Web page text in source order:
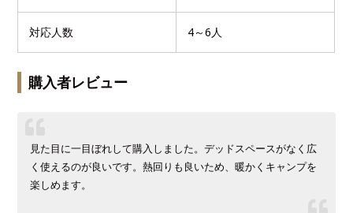
対応人数 4～6人
購入者レビュー
見た目に一目ぼれして購入しました。デッドスペースがなく広
く使えるのが良いです。熱回りも良いため、暖かくキャンプを
楽しめます。